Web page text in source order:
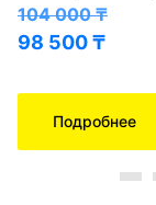
104 000₸
98 500₸
Подробнее